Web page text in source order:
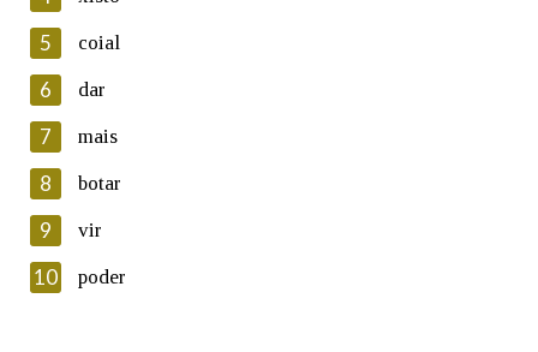
Lin e acepto as condicións da política de
Introduce o código que aparece na imaxe:
Texto de verificación
5 coial
6 dar
7 mais
8 botar
9 vir
10 poder